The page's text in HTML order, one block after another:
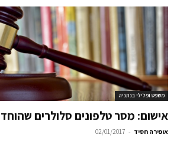
משפט ופלילי בנתניה
אישום: מסר טלפונים סלולרים
אופירה חסיד -
02/01/2017